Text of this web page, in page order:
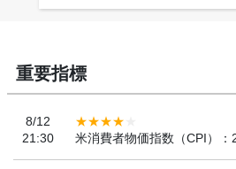
重要指標
8/12
21:30
米消費者物価指数（CPI）：